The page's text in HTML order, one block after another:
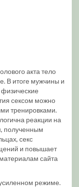
акта тело
В итоге мужчины и
сексом можно
тренировками.
реакции на
полученным
секс
и повышает
сайта
усиленном режиме.